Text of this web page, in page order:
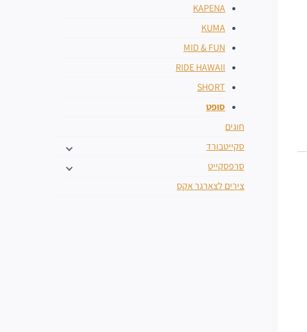
KAPENA
KUMA
MID & FUN
RIDE HAWAII
SHORT
סופט
חוגים
סקייטבורד
סרפסקייט
צירים לצארגר אקס